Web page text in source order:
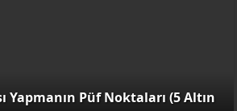
Yapmanın Püf Noktaları (5 Altın